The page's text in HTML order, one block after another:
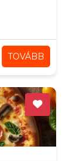
TOVÁBB